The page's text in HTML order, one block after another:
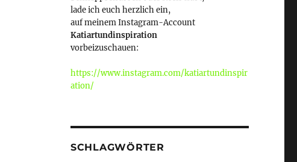
lade ich euch herzlich ein,
auf meinem Instagram-Account
Katiartundinspiration
vorbeizuschauen:
https://www.instagram.com/katiartundinspir
ation/
SCHLAGWÖRTER